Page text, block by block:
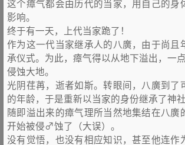
这个瘴气都会由历代的当家，用自己的身
影响。
终于有一天，上代当家跪了！
作为这一代当家继承人的八廣，由于尚且
承仪式。为此，瘴气得以从地下溢出，一
侵蚀大地。
光阴荏苒，逝者如斯。转眼间，八廣到了
的年龄，于是重新以当家的身份继承了神社
随即溢出来的瘴气理所当然地集结在八廣
开始被侵♂蚀了（大误）。
没有觉悟，也没有相应知识，甚至他连作